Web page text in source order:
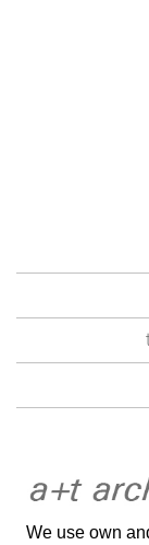
We use own